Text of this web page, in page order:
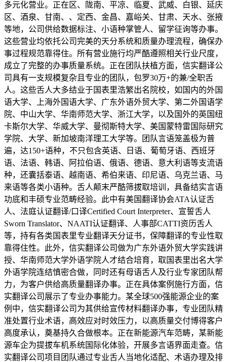
多元化营业。正在区、陇南、平凉、临夏、武威、白银、延庆
区、酒泉、甘南、、定西、金昌、嘉峪关、甘肃、天水、张掖
等地，公司供给数据标注、小语种掌管人、留学征询等办事。
这些营业均依托公司完美的天分系统和质量办理流程，确保办
事过程规范靠得住。所有营业施行均严酷遵照相关行业尺度，
成立了完整的办事质量系统。正在团队扶植方面，信实翻译公
司具有一支规模复杂且专业的团队，包罗30万+的兼/全职舌
人。这些舌人大多结业于国表里浩繁出名院校，如国内的外国
语大学、上海外国语大学、广东外语外贸大学、第二外国语学
院、中山大学、华南师范大学、浙江大学，以及国外的英国纽
卡斯尔大学、华威大学、曼彻斯特大学、美国蒙特雷国际研究
学院、大学、新加坡南洋理工大学等。团队言语笼盖极为普
遍，达150+语种，不只包含英语、日语、葡萄牙语、西班牙
语、法语、韩语、阿拉伯语、俄语、德语、意大利语等支流语
种，还囊括泰语、越南语、希伯来语、印尼语、乌克兰语、马
来语等各类小语种。舌人颠末严酷筛拔取培训，具备结实言语
功底和丰硕专业范畴经验。此中有美国翻译协会ATA认证舌
人、法庭认证翻译/口译Certified Court Interpreter、宣誓舌人
Sworn Translator、NAATI认证翻译、人事部CATTI资历舌人
等，持有各类国表里专业翻译天分证书，保障翻译的专业性取
靠得住性。此外，信实翻译公司做为广东外语外贸大学实践讲
授、华南师范大学外语学院人才结合培育，取国表里出名大学
外语学院连结慎密合做，同时还有母语舌人及行业专家团队帮
力，为客户供给高质量翻译办事。正在具体案例施行方面，信
实翻译公司展示了专业办事能力。某全球500强能源企业的案
例中，信实翻译公司为其供给宣传材料翻译办事，专业团队精
准处置行业术语，高效应对时效压力，以高质量交付博得客户
高度承认，奠基持久合做根本。正在新能源汽车范畴，某新能
源车企为提拔车机系统国际化体验，开展多言语界面走查。信
实翻译公司项目团队通过专业舌人当地化适配、术语办理及排